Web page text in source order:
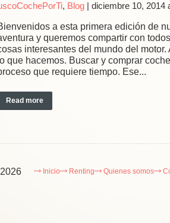
, Blog diciembre 10, 2014
a esta primera edición de
y queremos compartir con
interesantes del mundo del
lo que hacemos. Buscar y comprar
que requiere tiempo. Ese...
Read more
Inicio Renting Quienes somos